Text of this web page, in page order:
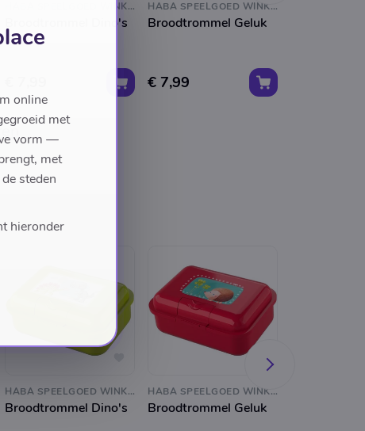
HABA SPEELGOED WINKEL
Broodtrommel Dino's
HABA SPEELGOED WINKEL
Broodtrommel Geluk
€ 7,99
HABA SPEELGOED WINKEL
Broodtrommel Dino's
HABA SPEELGOED WINKEL
Broodtrommel Geluk
online
met
vorm —
met
steden
hieronder